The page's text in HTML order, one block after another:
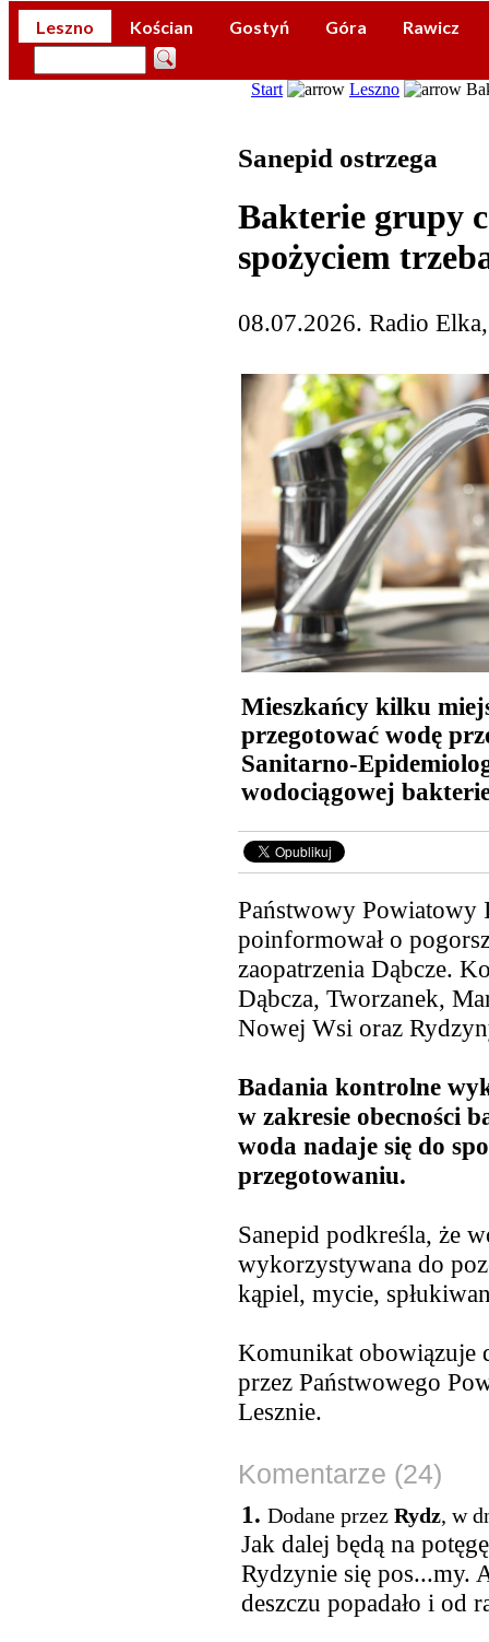
Leszno Kościan Gostyń Góra Rawicz
Start Leszno
Sanepid ostrzega
Bakterie grupy
spożyciem
08.07.2026. Radio
Mieszkańcy kilku
przegotować wodę
Sanitarno-
wodociągowej
Państwowy Powiatowy
poinformował o
zaopatrzenia Dąbcze.
Dąbcza, Tworzanek,
Nowej Wsi oraz
Badania kontrolne
w zakresie obecności
woda nadaje się do
przegotowaniu.
Sanepid podkreśla, że
wykorzystywana do
kąpiel, mycie,
Komunikat obowiązuje
przez Państwowego
Lesznie.
Komentarze (24)
1. Dodane przez Rydz, w
Jak dalej będą na
Rydzynie się pos...my.
deszczu popadało i od